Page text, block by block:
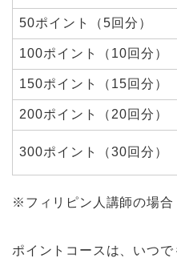
50ポイント（5回分）
100ポイント（10回分）
150ポイント（15回分）
200ポイント（20回分）
300ポイント（30回分）
※フィリピン人講師の場合
ポイントコースは、いつ